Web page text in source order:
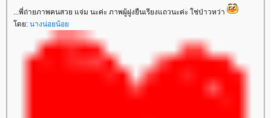
...พี่ถ่ายภาพคนสวย แจ่ม นะค่ะ ภาพผู้ฝูงยืนเรียงแถวนะค่ะ ใช่ป่าวหว่า
ดย: นางน่อยน้อ